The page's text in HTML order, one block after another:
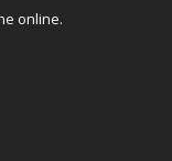
online.